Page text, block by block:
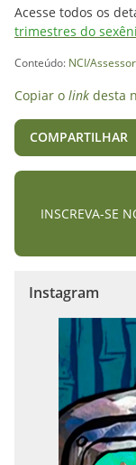
Acesse todos os
trimestres do
Conteúdo: NCI/
Copiar o link desta
COMPARTILHAR
INSCREVA-SE
Instagram